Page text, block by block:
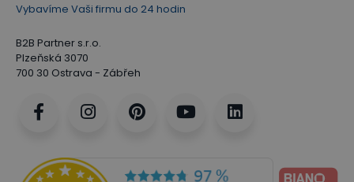
Vybavíme Vaši firmu do 24 hodin
B2B Partner s.r.o.
Plzeňská 3070
700 30 Ostrava - Zábřeh